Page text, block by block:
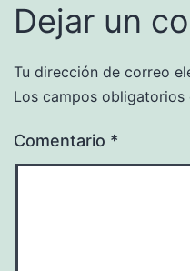
Dejar un
Tu dirección de correo
Los campos obligatorios
Comentario *